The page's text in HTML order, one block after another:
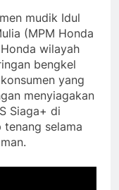
mudik Idul
(MPM Honda
wilayah
bengkel
yang
menyiagakan
Siaga+ di
selama